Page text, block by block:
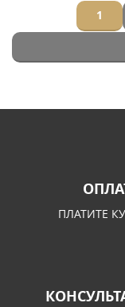
1
ПЛАТИТЕ